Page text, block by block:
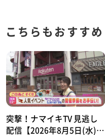
こちらもおすすめ
突撃！ナマイキTV 見逃し
配信【2026年8月5日(水)放